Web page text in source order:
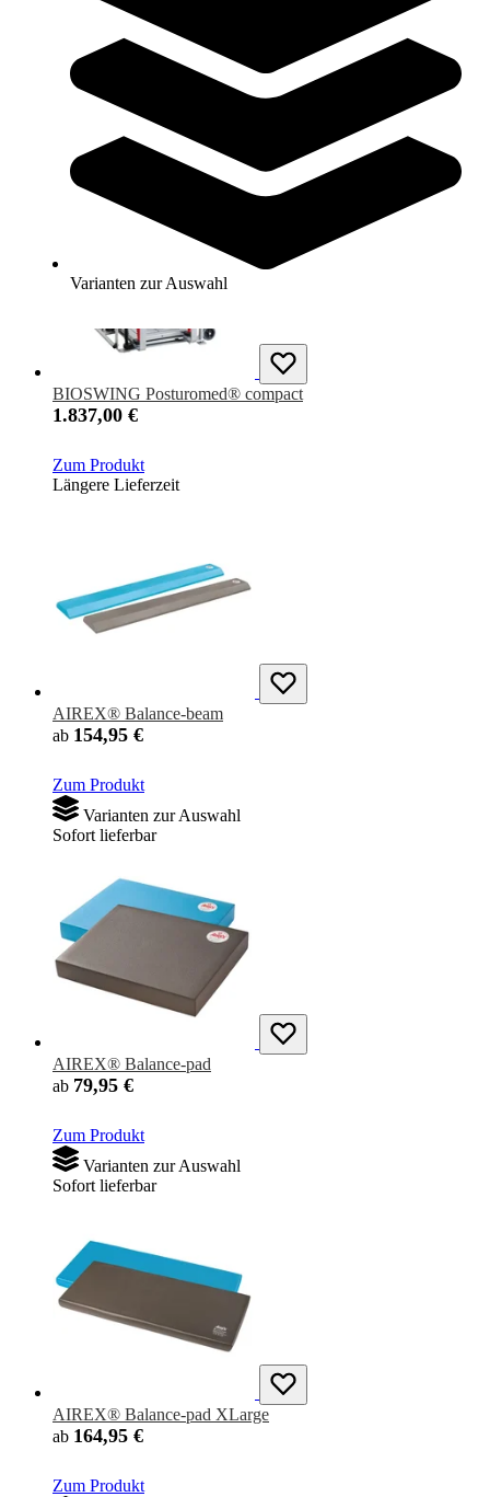
Varianten zur Auswahl
BIOSWING Posturomed® 202
2.020,00 €
Zum Produkt
Längere Lieferzeit
BIOSWING Posturomed® compact
1.837,00 €
Zum Produkt
Längere Lieferzeit
AIREX® Balance-beam
ab 154,95 €
Zum Produkt
Varianten zur Auswahl
Sofort lieferbar
AIREX® Balance-pad
ab 79,95 €
Zum Produkt
Varianten zur Auswahl
Sofort lieferbar
AIREX® Balance-pad XLarge
ab 164,95 €
Zum Produkt